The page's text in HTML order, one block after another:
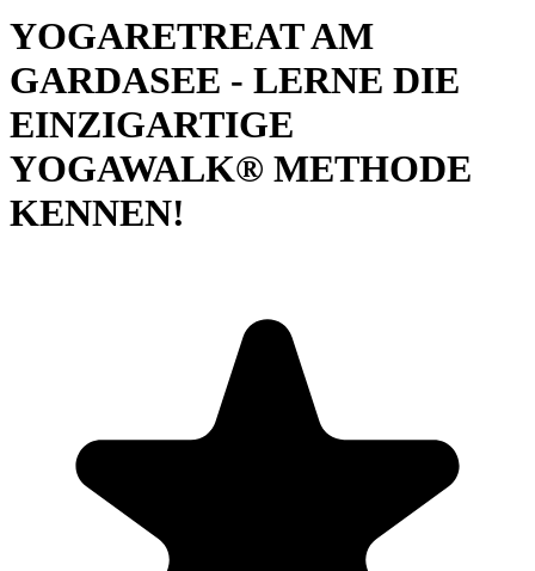
YOGARETREAT AM
GARDASEE - LERNE DIE
EINZIGARTIGE
YOGAWALK® METHODE
KENNEN!